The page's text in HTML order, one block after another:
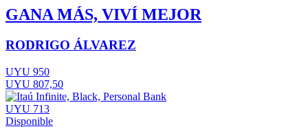
GANA MÁS, VIVÍ MEJOR
RODRIGO ÁLVAREZ
UYU 950
UYU 807,50
UYU 713
Disponible